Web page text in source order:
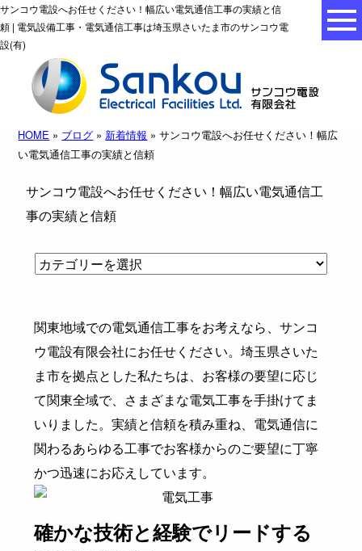
サンコウ電設へお任せください！幅広い電気通信工事の実績と信
頼 | 電気設備工事・電気通信工事は埼玉県さいたま市のサンコウ電
設(有)
HOME » ブログ » 新着情報 » サンコウ電設へお任せください！幅広
い電気通信工事の実績と信頼
サンコウ電設へお任せください！幅広い電気通信工
事の実績と信頼
関東地域での電気通信工事をお考えなら、サンコ
ウ電設有限会社にお任せください。埼玉県さいた
ま市を拠点とした私たちは、お客様の要望に応じ
て関東全域で、さまざまな電気工事を手掛けてま
いりました。実績と信頼を積み重ね、電気通信に
関わるあらゆる工事でお客様からのご要望に丁寧
かつ迅速にお応えしています。
確かな技術と経験でリードする